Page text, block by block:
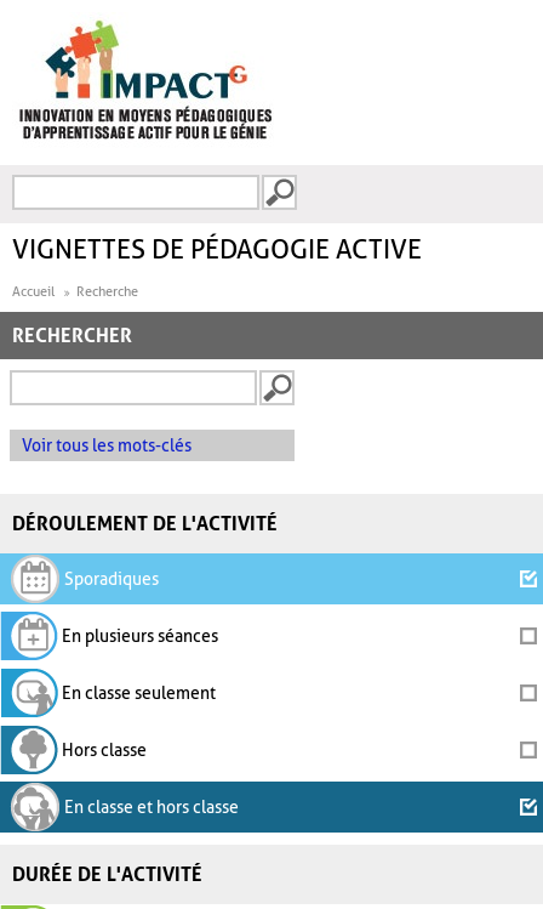
FORMULAIRE DE
VIGNETTES DE PÉDAGOGIE ACTIVE
Accueil Recherche
RECHERCHER
Voir tous les mots-clés
DÉROULEMENT DE L'ACTIVITÉ
Sporadiques
En plusieurs séances
En classe seulement
Hors classe
En classe et hors classe
DURÉE DE L'ACTIVITÉ